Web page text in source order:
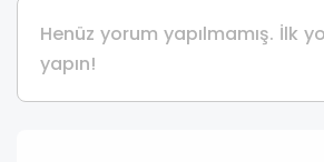
Henüz yorum yapılmamış. İlk
yapın!